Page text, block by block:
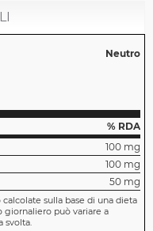
Neutro
% RDA
100 mg
100 mg
50 mg
sulla base di una dieta
giornaliero può variare a
svolta.